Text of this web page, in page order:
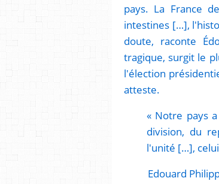
pays. La France
intestines […],
doute, raconte
tragique, surgit le
l'élection
atteste.
« Notre pays
division, du
l'unité […],
Edouard